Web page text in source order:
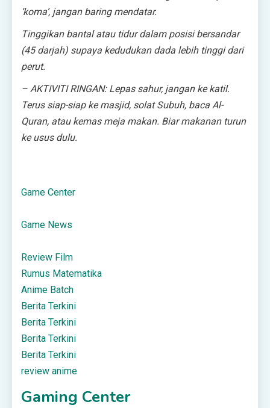
‘koma’, jangan baring mendatar.
Tinggikan bantal atau tidur dalam posisi bersandar
(45 darjah) supaya kedudukan dada lebih tinggi dari
perut.
– AKTIVITI RINGAN: Lepas sahur, jangan ke katil.
Terus siap-siap ke masjid, solat Subuh, baca Al-
Quran, atau kemas meja makan. Biar makanan turun
ke usus dulu.
Game Center
Game News
Review Film
Rumus Matematika
Anime Batch
Berita Terkini
Berita Terkini
Berita Terkini
Berita Terkini
review anime
Gaming Center